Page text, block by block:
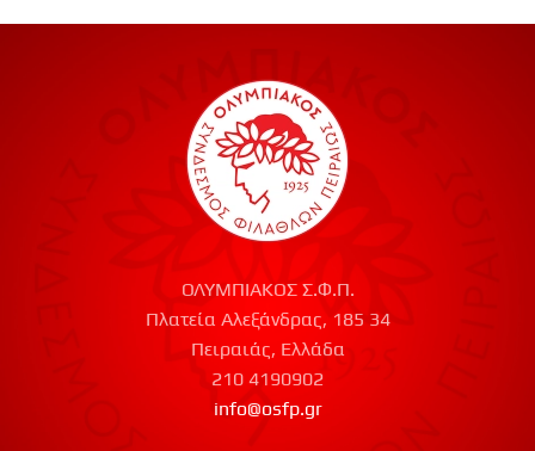
ΟΛΥΜΠΙΑΚΟΣ Σ.Φ.Π.
Πλατεία Αλεξάνδρας, 185 34
Πειραιάς, Ελλάδα
210 4190902
info@osfp.gr